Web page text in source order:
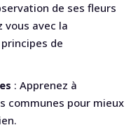
de ses fleurs
avec la
de
: Apprenez à
communes pour mieux